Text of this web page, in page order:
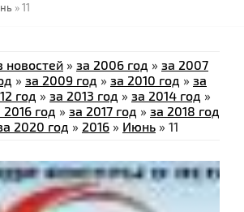
»11
новостей » за 2006 год » за 2007
» за 2009 год » за 2010 год » за
год » за 2013 год » за 2014 год »
2016 год » за 2017 год » за 2018 год
2020 год » 2016 » Июнь » 11